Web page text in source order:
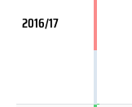
2016/17